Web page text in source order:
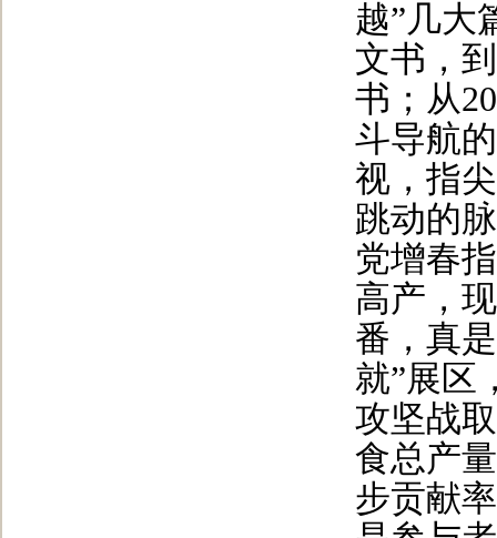
越”几大
文书，
书；从
斗导航
视，指
跳动的
党增春
高产，
番，真
就”展区
攻坚战
食总产
步贡献